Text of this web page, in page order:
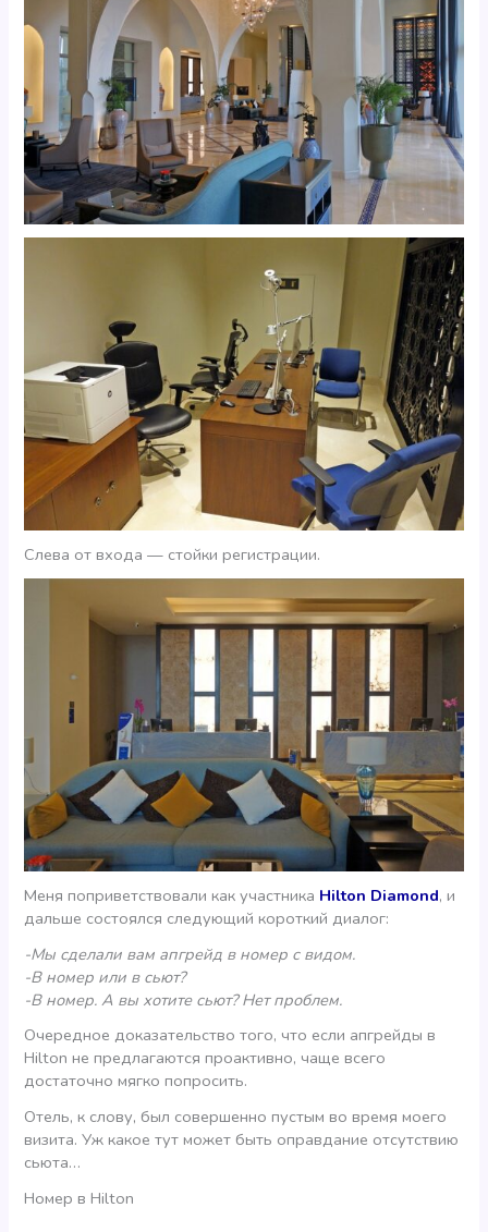
Слева от входа — стойки регистрации.
Меня поприветствовали как участника Hilton Diamond, и
дальше состоялся следующий короткий диалог:
-Мы сделали вам апгрейд в номер с видом.
-В номер или в сьют?
-В номер. А вы хотите сьют? Нет проблем.
Очередное доказательство того, что если апгрейды в
Hilton не предлагаются проактивно, чаще всего
достаточно мягко попросить.
Отель, к слову, был совершенно пустым во время моего
визита. Уж какое тут может быть оправдание отсутствию
сьюта…
Номер в Hilton